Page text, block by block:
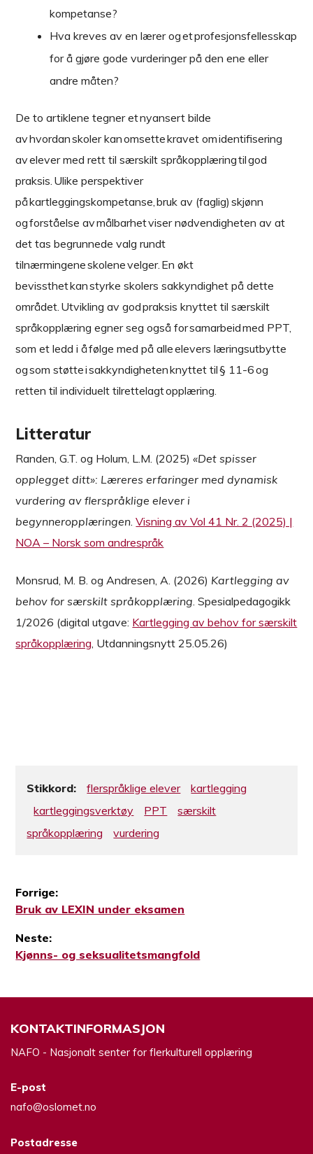
kompetanse?
Hva kreves av en lærer og et profesjonsfellesskap
for å gjøre gode vurderinger på den ene eller
andre måten?
De to artiklene tegner et nyansert bilde
av hvordan skoler kan omsette kravet om identifisering
av elever med rett til særskilt språkopplæring til god
praksis. Ulike perspektiver
på kartleggingskompetanse, bruk av (faglig) skjønn
og forståelse av målbarhet viser nødvendigheten av at
det tas begrunnede valg rundt
tilnærmingene skolene velger. En økt
bevissthet kan styrke skolers sakkyndighet på dette
området. Utvikling av god praksis knyttet til særskilt
språkopplæring egner seg også for samarbeid med PPT,
som et ledd i å følge med på alle elevers læringsutbytte
og som støtte i sakkyndigheten knyttet til § 11-6 og
retten til individuelt tilrettelagt opplæring.
Litteratur
Randen, G.T. og Holum, L.M. (2025)«Det spisser
opplegget ditt»: Læreres erfaringer med dynamisk
vurdering av flerspråklige elever i
begynneropplæringen.Visning av Vol 41 Nr. 2 (2025) |
NOA – Norsk som andrespråk
Monsrud, M. B. og Andresen, A. (2026) Kartlegging av
behov for særskilt språkopplæring. Spesialpedagogikk
1/2026 (digital utgave: Kartlegging av behov for særskilt
språkopplæring, Utdanningsnytt 25.05.26)
Stikkord: flerspråklige elever
kartlegging
kartleggingsverktøy
PPT
særskilt
språkopplæring
vurdering
Innleggsnavigasjon
Forrige:
Forrige
Bruk av LEXIN under eksamen
Neste:
Neste
Kjønns- og seksualitetsmangfold
KONTAKTINFORMASJON
NAFO - Nasjonalt senter for flerkulturell opplæring
E-post
nafo@oslomet.no
Postadresse